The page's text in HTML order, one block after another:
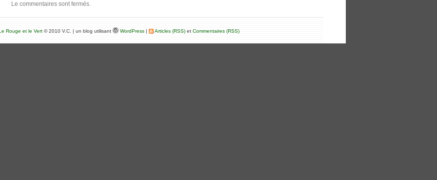
Le commentaires sont fermés.
Rouge et le Vert © 2010 V.C. | un blog utilisant WordPress | Articles (RSS) et Commentaires (RSS)